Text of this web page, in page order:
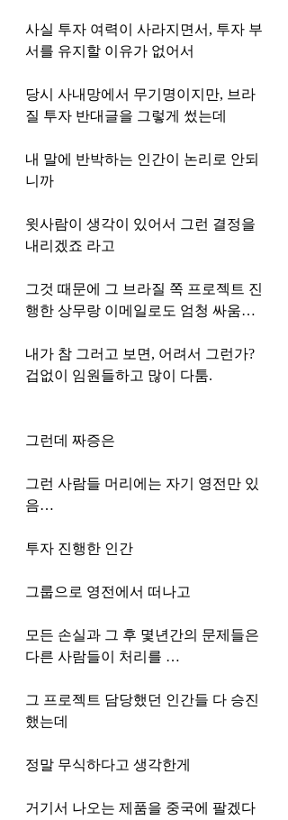
사실 투자 여력이 사라지면서, 투자 부
서를 유지할 이유가 없어서
당시 사내망에서 무기명이지만, 브라
질 투자 반대글을 그렇게 썼는데
내 말에 반박하는 인간이 논리로 안되
니까
윗사람이 생각이 있어서 그런 결정을
내리겠죠 라고
그것 때문에 그 브라질 쪽 프로젝트 진
행한 상무랑 이메일로도 엄청 싸움…
내가 참 그러고 보면, 어려서 그런가?
겁없이 임원들하고 많이 다툼.
그런데 짜증은
그런 사람들 머리에는 자기 영전만 있
음…
투자 진행한 인간
그룹으로 영전에서 떠나고
모든 손실과 그 후 몇년간의 문제들은
다른 사람들이 처리를 …
그 프로젝트 담당했던 인간들 다 승진
했는데
정말 무식하다고 생각한게
거기서 나오는 제품을 중국에 팔겠다